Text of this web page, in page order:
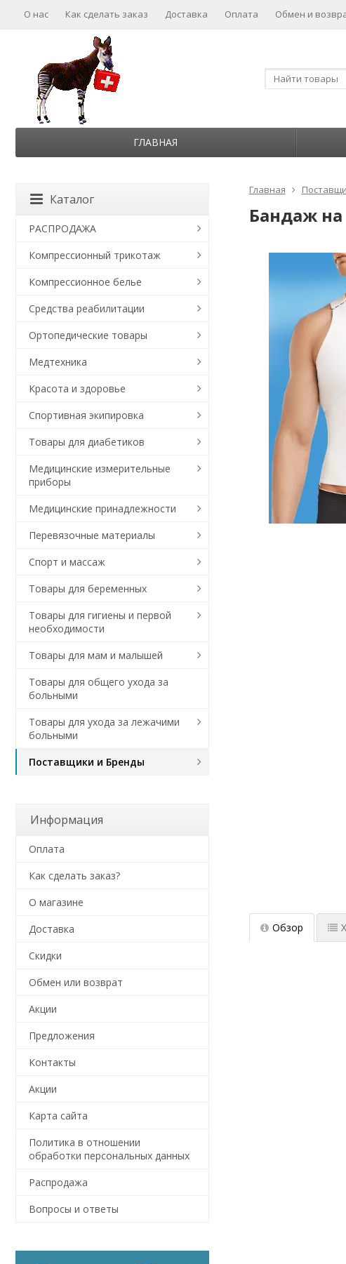
О нас Как сделать заказ Доставка Оплата Обмен и
ГЛАВНАЯ
Главная
Бандаж
Обзор
Каталог
РАСПРОДАЖА
Компрессионный трикотаж
Компрессионное белье
Средства реабилитации
Ортопедические товары
Медтехника
Красота и здоровье
Спортивная экипировка
Товары для диабетиков
Медицинские измерительные
приборы
Медицинские принадлежности
Перевязочные материалы
Спорт и массаж
Товары для беременных
Товары для гигиены и первой
необходимости
Товары для мам и малышей
Товары для общего ухода за
больными
Товары для ухода за лежачими
больными
Поставщики и Бренды
Информация
Оплата
Как сделать заказ?
О магазине
Доставка
Скидки
Обмен или возврат
Акции
Предложения
Контакты
Акции
Карта сайта
Политика в отношении
обработки персональных данных
Распродажа
Вопросы и ответы